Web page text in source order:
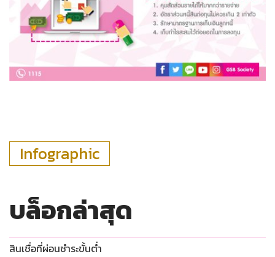
Infographic
บล็อกล่าสุด
สินเชื่อที่ผ่อนชำระขั้นต่ำ